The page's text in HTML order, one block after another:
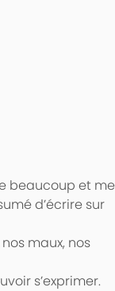
beaucoup et me
d’écrire sur
maux, nos
s’exprimer.